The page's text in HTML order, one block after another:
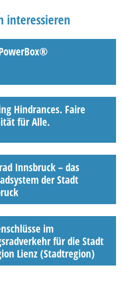
interessieren
Hindrances. Faire
für Alle.
Innsbruck – das
der Stadt
im
für die Stadt
Lienz (Stadtregion)